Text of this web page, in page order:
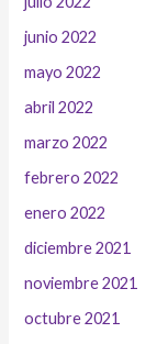
junio 2022
mayo 2022
abril 2022
marzo 2022
febrero 2022
enero 2022
diciembre 2021
noviembre 2021
octubre 2021